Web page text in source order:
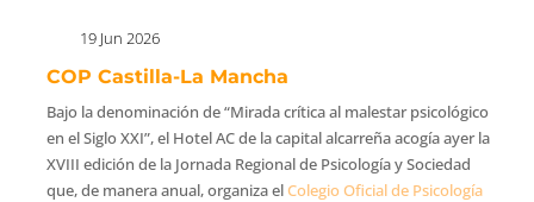
19 Jun 2026
COP Castilla-La Mancha
Bajo la denominación de “Mirada crítica al malestar psicológico
en el Siglo XXI”, el Hotel AC de la capital alcarreña acogía ayer la
XVIII edición de la Jornada Regional de Psicología y Sociedad
que, de manera anual, organiza elColegio Oficial de Psicología